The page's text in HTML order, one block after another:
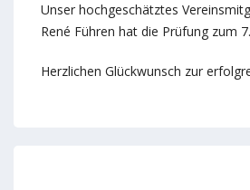
Unser hochgeschätztes
René Führen hat die Prüfung zum
Herzlichen Glückwunsch zur